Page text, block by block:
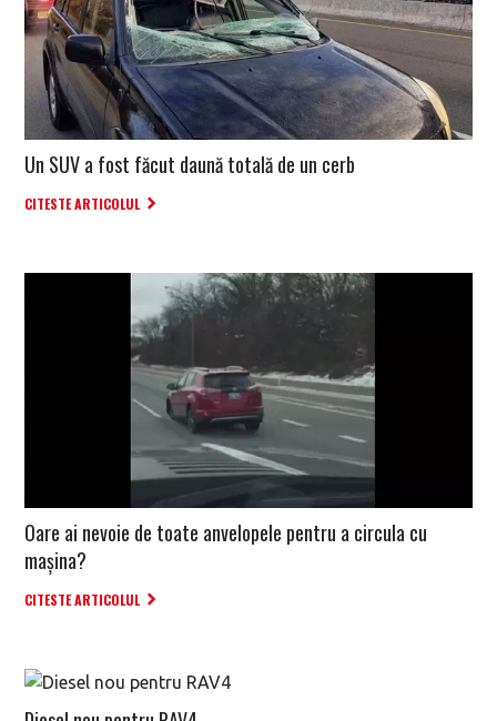
Un SUV a fost făcut daună totală de un cerb
CITESTE ARTICOLUL
Oare ai nevoie de toate anvelopele pentru a circula cu
mașina?
CITESTE ARTICOLUL